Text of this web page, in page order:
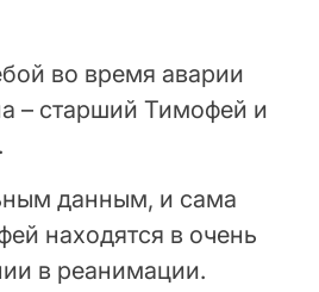
во время аварии
– старший Тимофей и
данным, и сама
находятся в очень
в реанимации.